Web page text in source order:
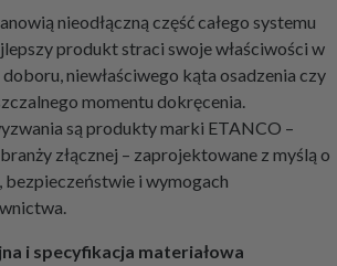
nieodłączną część całego systemu
produkt straci swoje właściwości w
niewłaściwego kąta osadzenia czy
momentu dokręcenia.
są produkty marki ETANCO –
złącznej – zaprojektowane z myślą o
bezpieczeństwie i wymogach
i specyfikacja materiałowa